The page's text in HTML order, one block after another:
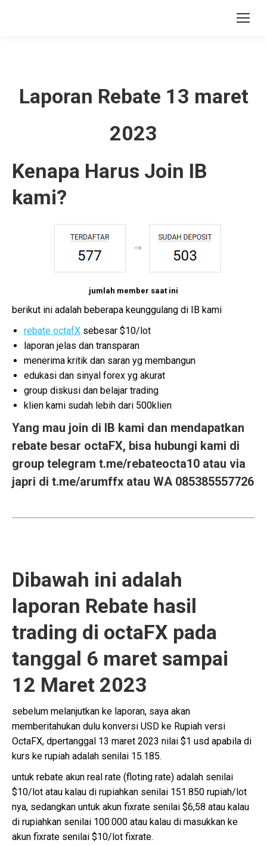
Laporan Rebate 13 maret
2023
Kenapa Harus Join IB
kami?
jumlah member saat ini
berikut ini adalah beberapa keunggulang di IB kami
rebate octafX sebesar $10/lot
laporan jelas dan transparan
menerima kritik dan saran yg membangun
edukasi dan sinyal forex yg akurat
group diskusi dan belajar trading
klien kami sudah lebih dari 500klien
Yang mau join di IB kami dan mendapatkan
rebate besar octaFX, bisa hubungi kami di
group telegram t.me/rebateocta10 atau via
japri di t.me/arumffx atau WA 085385557726
Dibawah ini adalah
laporan Rebate hasil
trading di octaFX pada
tanggal 6 maret sampai
12 Maret 2023
sebelum melanjutkan ke laporan, saya akan
memberitahukan dulu konversi USD ke Rupiah versi
OctaFX, dpertanggal 13 maret 2023 nilai $1 usd apabila di
kurs ke rupiah adalah senilai 15.185.
untuk rebate akun real rate (floting rate) adalah senilai
$10/lot atau kalau di rupiahkan senilai 151.850 rupiah/lot
nya, sedangkan untuk akun fixrate senilai $6,58 atau kalau
di rupiahkan senilai 100.000 atau kalau di masukkan ke
akun fixrate senilai $10/lot fixrate.